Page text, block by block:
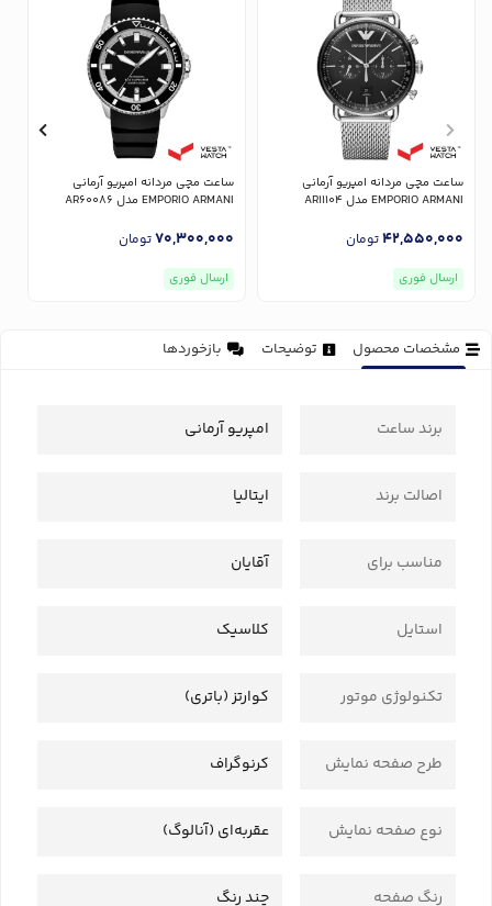
ساعت مچی مردانه امپریو آرمانی
EMPORIO ARMANI مدل AR11104
42,550,000تومان
ارسال فوری
ساعت مچی مردانه امپریو آرمانی
EMPORIO ARMANI مدل AR60086
70,300,000تومان
ارسال فوری
مشخصات محصول توضیحات بازخوردها
برند ساعت امپریو آرمانی
اصالت برند ایتالیا
مناسب برای آقایان
استایل کلاسیک
تکنولوژی موتور کوارتز (باتری)
طرح صفحه نمایش کرنوگراف
نوع صفحه نمایش عقربه‌ای (آنالوگ)
رنگ صفحه چند رنگ